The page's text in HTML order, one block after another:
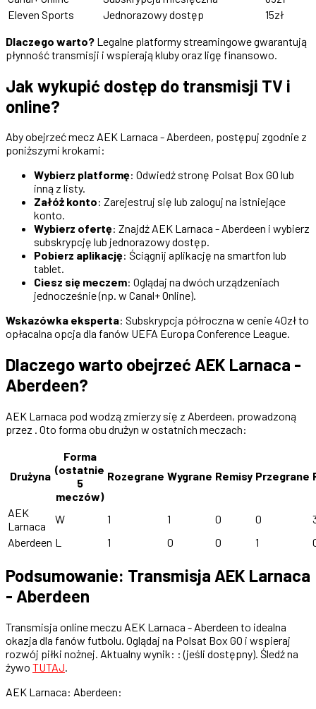
Eleven Sports
Jednorazowy dostęp
15zł
Dlaczego warto? Legalne platformy streamingowe gwarantują
płynność transmisji i wspierają kluby oraz ligę finansowo.
Jak wykupić dostęp do transmisji TV i
online?
Aby obejrzeć mecz AEK Larnaca - Aberdeen, postępuj zgodnie z
poniższymi krokami:
Wybierz platformę: Odwiedź stronę Polsat Box GO lub
inną z listy.
Załóż konto: Zarejestruj się lub zaloguj na istniejące
konto.
Wybierz ofertę: Znajdź AEK Larnaca - Aberdeen i wybierz
subskrypcję lub jednorazowy dostęp.
Pobierz aplikację: Ściągnij aplikację na smartfon lub
tablet.
Ciesz się meczem: Oglądaj na dwóch urządzeniach
jednocześnie (np. w Canal+ Online).
Wskazówka eksperta: Subskrypcja półroczna w cenie 40zł to
opłacalna opcja dla fanów UEFA Europa Conference League.
Dlaczego warto obejrzeć AEK Larnaca -
Aberdeen?
AEK Larnaca pod wodzą zmierzy się z Aberdeen, prowadzoną
przez . Oto forma obu drużyn w ostatnich meczach:
Drużyna
Forma
(ostatnie
5
meczów)
Rozegrane Wygrane Remisy Przegrane
AEK
Larnaca
W 1 1 0 0
Aberdeen L 1 0 0 1
Podsumowanie: Transmisja AEK Larnaca
- Aberdeen
Transmisja online meczu AEK Larnaca - Aberdeen to idealna
okazja dla fanów futbolu. Oglądaj na Polsat Box GO i wspieraj
rozwój piłki nożnej. Aktualny wynik: : (jeśli dostępny). Śledź na
żywo TUTAJ.
AEK Larnaca: Aberdeen: